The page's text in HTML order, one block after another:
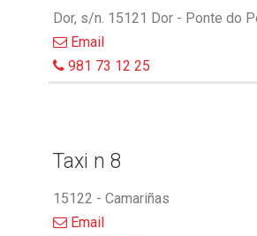
Dor, s/n. 15121 Dor - Ponte do
Email
981 73 12 25
Taxi n 8
15122 - Camariñas
Email